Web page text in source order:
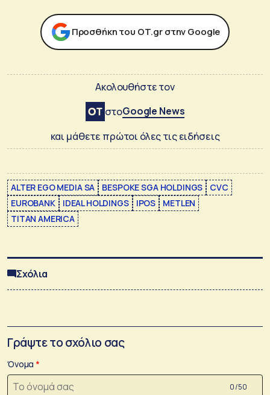
Προσθήκη του ΟΤ.gr στην Google
Ακολουθήστε τον
στοGoogle News
και μάθετε πρώτοι όλες τις ειδήσεις
ALTER EGO MEDIA SA BESPOKE SGA HOLDINGS
CVC
EUROBANK
IDEAL HOLDINGS IPOS
METLEN
TITAN AMERICA
Σχόλια
Γράψτε το σχόλιο σας
Όνομα
0 /50